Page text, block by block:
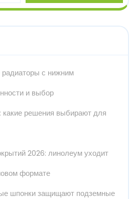
с нижним
и выбор
решения выбирают для
2026: линолеум уходит
формате
шпонки защищают подземные